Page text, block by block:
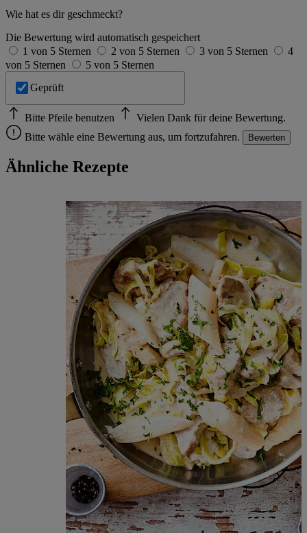
Wie hat es dir geschmeckt?
Die Bewertung wird automatisch gespeichert
1 von 5 Sternen
2 von 5 Sternen 3 von 5 Sternen
4
von 5 Sternen
5 von 5 Sternen
Geprüft
Bitte Pfeile benutzen
Vielen Dank für deine Bewertung.
Bitte wähle eine Bewertung aus, um fortzufahren.
Bewerten
Ähnliche Rezepte